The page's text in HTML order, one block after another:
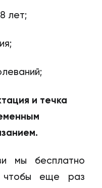
лет;
и течка
мы бесплатно
чтобы еще раз